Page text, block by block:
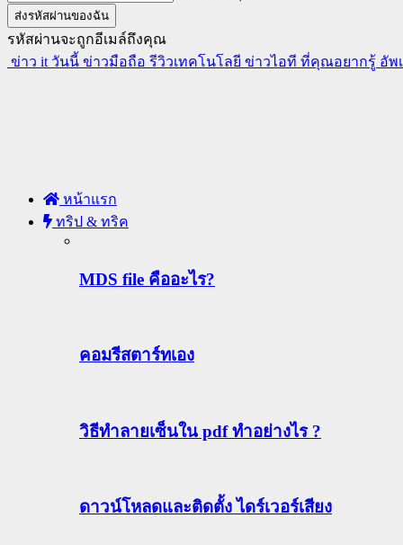
รหัสผ่านจะถูกอีเมล์ถึงคุณ
ข่าว it วันนี้ ข่าวมือถือ รีวิวเทคโนโลยี ข่าวไอที ที่คุณอยากรู้ อัพ
หน้าแรก
ทริป & ทริค
MDS file คืออะไร?
คอมรีสตาร์ทเอง
วิธีทําลายเซ็นใน pdf ทำอย่างไร ?
ดาวน์โหลดและติดตั้ง ไดร์เวอร์เสียง